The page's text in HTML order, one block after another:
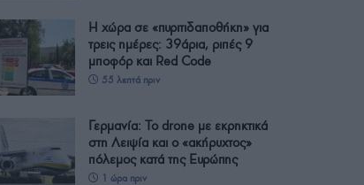
Η χώρα σε «πυριτιδαποθήκη» για
τρεις ημέρες: 39άρια, ριπές 9
μποφόρ και Red Code
55 λεπτά πριν
Γερμανία: Το drone με εκρηκτικά
στη Λειψία και ο «ακήρυχτος»
πόλεμος κατά της Ευρώπης
1 ώρα πριν